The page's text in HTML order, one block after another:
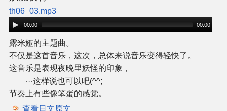
th06_03.mp3
00:00 00:00
露米娅的主题曲。
不仅是这首音乐，这次，总体来说音乐变得轻快了。
这音乐是表现夜晚里妖怪的印象，
···这样说也可以吧(^^;
节奏上有些像笨蛋的感觉。
查看日文原文